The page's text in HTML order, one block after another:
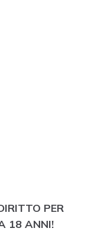
PER
18 ANNI!